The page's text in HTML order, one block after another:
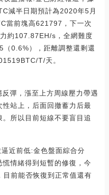
減半日期預計為2020年5月
當前塊高621797，下一次
約107.87EH/s，全網難度
0.6%），距離調整還剩還
T/天。
彈，漲至上方周線壓力帶遇
站上，后面回撤蓄力后最
所以目前短線不要盲目追
近前低:金色盤面綜合分
情緒得到短暫的修復，今
前能否恢復到正常值還有